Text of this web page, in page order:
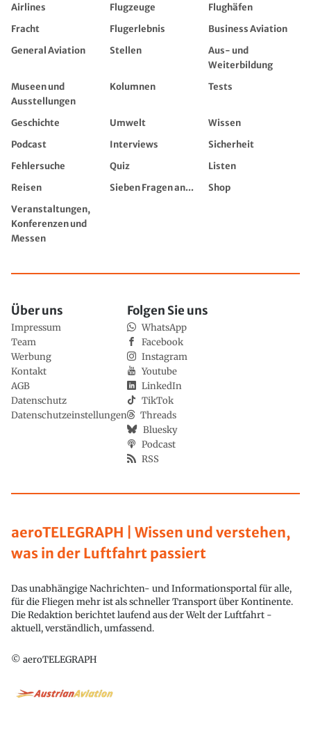
Airlines Flugzeuge
Flughäfen
Fracht
Flugerlebnis
Business Aviation
General Aviation
Stellen
Aus- und
Weiterbildung
Museen und
Ausstellungen
Kolumnen Tests
Geschichte Umwelt
Wissen
Podcast
Interviews
Sicherheit
Fehlersuche
Quiz
Listen
Reisen
Sieben Fragen an...
Shop
Veranstaltungen,
Konferenzen und
Messen
aeroTELEGRAPH | Wissen und verstehen,
was in der Luftfahrt passiert
Das unabhängige Nachrichten- und Informationsportal für alle,
für die Fliegen mehr ist als schneller Transport über Kontinente.
Die Redaktion berichtet laufend aus der Welt der Luftfahrt -
aktuell, verständlich, umfassend.
© aeroTELEGRAPH
Über uns
Impressum
Team
Werbung
Kontakt
AGB
Datenschutz
Datenschutzeinstellungen
Folgen Sie uns
WhatsApp
Facebook
Instagram
Youtube
LinkedIn
TikTok
Threads
Bluesky
Podcast
RSS